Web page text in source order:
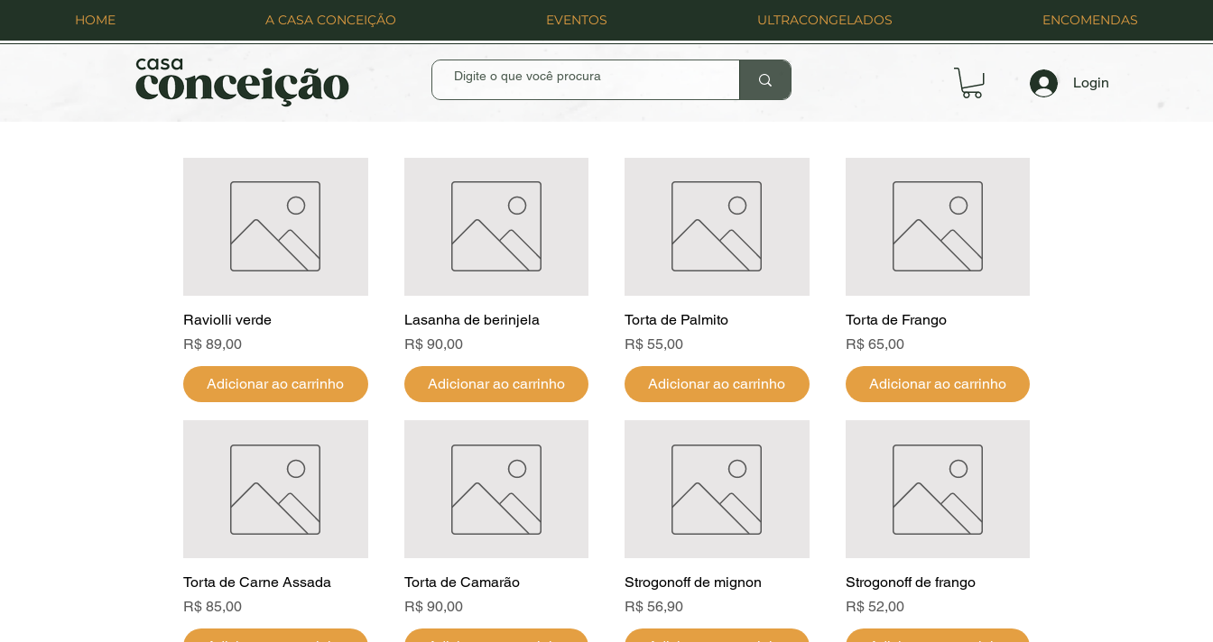
Login
HOME A CASA CONCEIÇÃO EVENTOS ULTRACONGELADOS ENCOMENDAS
Visualização rápida
Raviolli verde
Preço
R$ 89,00
Adicionar ao carrinho
Visualização rápida
Lasanha de berinjela
Preço
R$ 90,00
Adicionar ao carrinho
Visualização rápida
Torta de Palmito
Preço
R$ 55,00
Adicionar ao carrinho
Visualização rápida
Torta de Frango
Preço
R$ 65,00
Adicionar ao carrinho
Visualização rápida
Torta de Carne Assada
Preço
R$ 85,00
Visualização rápida
Torta de Camarão
Preço
R$ 90,00
Visualização rápida
Strogonoff de mignon
Preço
R$ 56,90
Visualização rápida
Strogonoff de frango
Preço
R$ 52,00